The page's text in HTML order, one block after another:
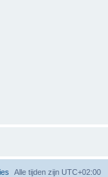
Alle tijden zijn UTC+02:00